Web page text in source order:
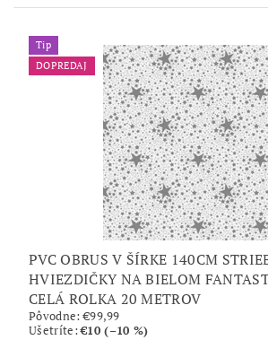
Tip
DOPREDAJ
PVC OBRUS V ŠÍRKE 140CM
HVIEZDIČKY NA BIELOM
CELÁ ROLKA 20 METROV
Pôvodne:€99,99
Ušetríte:€10 (–10 %)